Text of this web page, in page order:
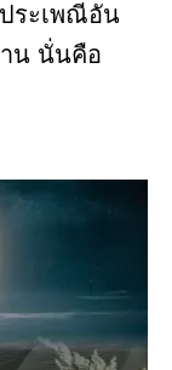
ระเพณีอัน
น นั่นคือ